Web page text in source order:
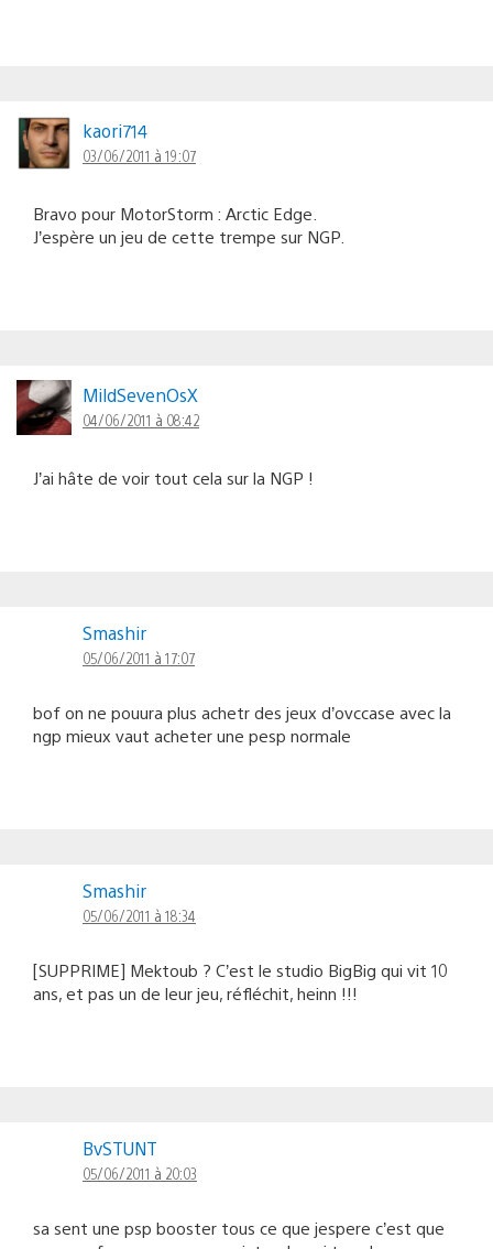
kaori714
03/06/2011 à 19:07
Bravo pour MotorStorm : Arctic Edge.
J’espère un jeu de cette trempe sur NGP.
MildSevenOsX
04/06/2011 à 08:42
J’ai hâte de voir tout cela sur la NGP !
Smashir
05/06/2011 à 17:07
bof on ne pouura plus achetr des jeux d’ovccase avec la
ngp mieux vaut acheter une pesp normale
Smashir
05/06/2011 à 18:34
[SUPPRIME] Mektoub ? C’est le studio BigBig qui vit 10
ans, et pas un de leur jeu, réfléchit, heinn !!!
BvSTUNT
05/06/2011 à 20:03
sa sent une psp booster tous ce que jespere c’est que